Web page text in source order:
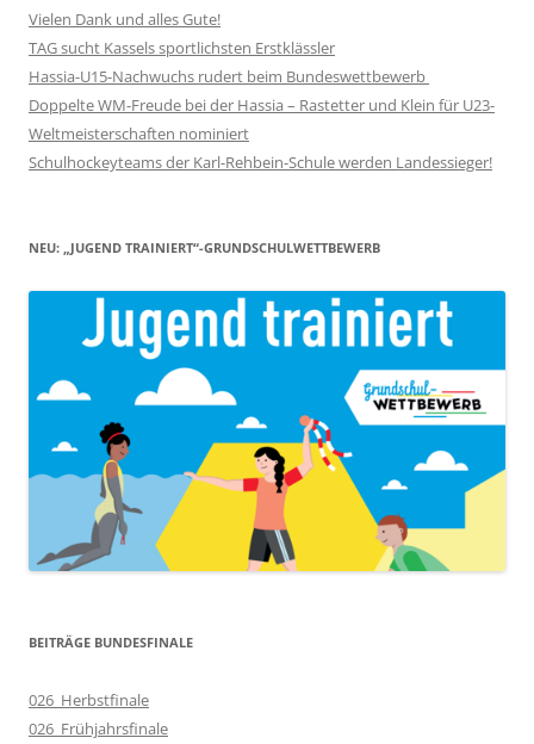
Vielen Dank und alles Gute!
TAG sucht Kassels sportlichsten Erstklässler
Hassia-U15-Nachwuchs rudert beim Bundeswettbewerb
Doppelte WM-Freude bei der Hassia – Rastetter und Klein für U23-
Weltmeisterschaften nominiert
Schulhockeyteams der Karl-Rehbein-Schule werden Landessieger!
NEU: „JUGEND TRAINIERT“-GRUNDSCHULWETTBEWERB
BEITRÄGE BUNDESFINALE
026_Herbstfinale
026_Frühjahrsfinale